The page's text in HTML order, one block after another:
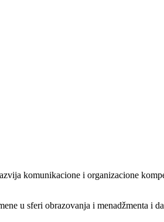
komunikacione i organizacione
u sferi obrazovanja i menadžmenta i